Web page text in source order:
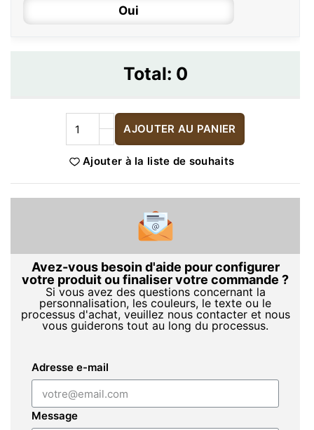
Oui
Total: 0
AJOUTER AU PANIER
Ajouter à la liste de souhaits
Avez-vous besoin d'aide pour configurer
votre produit ou finaliser votre commande ?
Si vous avez des questions concernant la
personnalisation, les couleurs, le texte ou le
processus d'achat, veuillez nous contacter et nous
vous guiderons tout au long du processus.
Adresse e-mail
Message